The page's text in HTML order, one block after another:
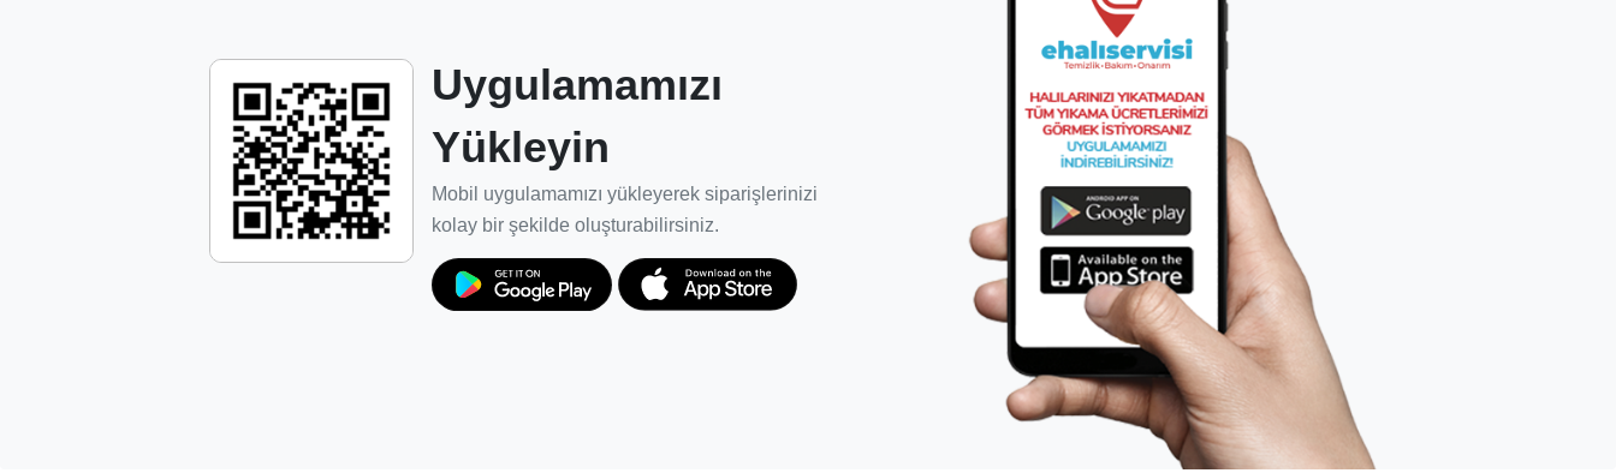
Misyonumuz
Dünya pazarında kalitesini ispat etmiş Türk halısının, doğru ürün ve metotlarla
bakımını yaparak, estetik ve kalitesinden ödün vermeden kullanım ömrünü en üst
seviyeye yükseltiyoruz.
Bakım ve temizlik işleminin marka sahipleri ve müşteriler için garanti süresi
kapsamında ve güven ortamında gelişmesini sağlıyoruz.
E-Halı Servisi ağı ve hizmetlerinin iç pazarda başarıyla hizmet vermesi için yeniden
Uygulamamızı
Yükleyin
Mobil uygulamamızı yükleyerek siparişlerinizi
kolay bir şekilde oluşturabilirsiniz.